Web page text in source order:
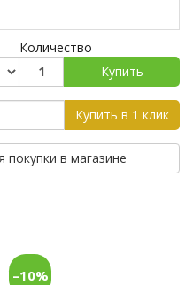
Количество
Купить
Купить в 1 клик
покупки в магазине
–10%